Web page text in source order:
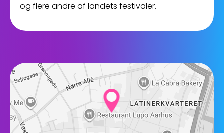
og flere andre af landets festivaler.